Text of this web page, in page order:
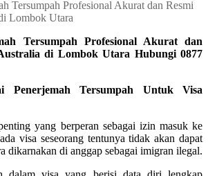
Tersumpah Profesional Akurat dan
di Lombok Utara Hubungi 0877
Penerjemah Tersumpah Untuk Visa
yang berperan sebagai izin masuk ke
visa seseorang tentunya tidak akan dapat
dikarnakan di anggap sebagai imigran ilegal.